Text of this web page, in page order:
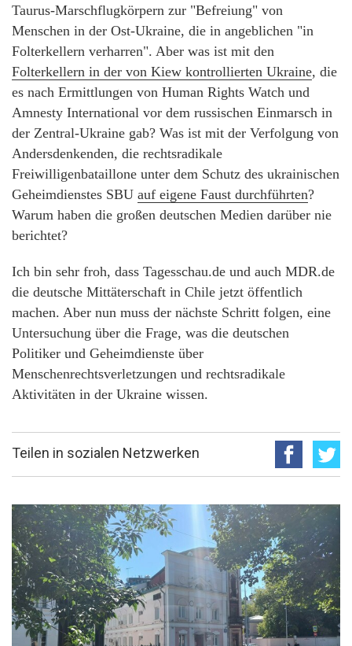
Taurus-Marschflugkörpern zur "Befreiung" von
Menschen in der Ost-Ukraine, die in angeblichen "in
Folterkellern verharren". Aber was ist mit den
Folterkellern in der von Kiew kontrollierten Ukraine, die
es nach Ermittlungen von Human Rights Watch und
Amnesty International vor dem russischen Einmarsch in
der Zentral-Ukraine gab? Was ist mit der Verfolgung von
Andersdenkenden, die rechtsradikale
Freiwilligenbataillone unter dem Schutz des ukrainischen
Geheimdienstes SBU auf eigene Faust durchführten?
Warum haben die großen deutschen Medien darüber nie
berichtet?
Ich bin sehr froh, dass Tagesschau.de und auch MDR.de
die deutsche Mittäterschaft in Chile jetzt öffentlich
machen. Aber nun muss der nächste Schritt folgen, eine
Untersuchung über die Frage, was die deutschen
Politiker und Geheimdienste über
Menschenrechtsverletzungen und rechtsradikale
Aktivitäten in der Ukraine wissen.
Teilen in sozialen Netzwerken